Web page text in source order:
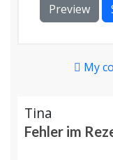
Preview
My
Tina
Fehler im